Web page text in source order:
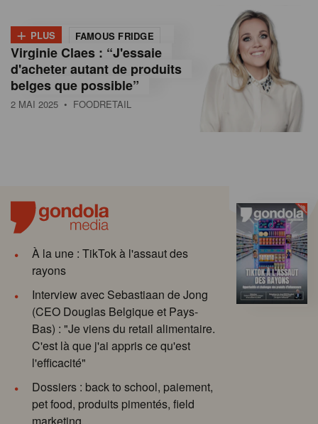
+ PLUS FAMOUS FRIDGE
Virginie Claes : “J'essaie
d'acheter autant de produits
belges que possible”
2 MAI 2025 • FOODRETAIL
À la une : TikTok à l'assaut des
rayons
Interview avec Sebastiaan de Jong
(CEO Douglas Belgique et Pays-
Bas) : "Je viens du retail alimentaire.
C'est là que j'ai appris ce qu'est
l'efficacité"
Dossiers : back to school, paiement,
pet food, produits pimentés, field
marketing...